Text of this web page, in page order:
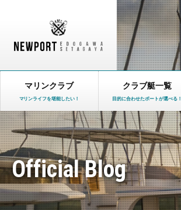
マリンクラブ
マリンライフを堪能したい！
クラブ艇一覧
目的に合わせたボートが選べる！
Official Blog